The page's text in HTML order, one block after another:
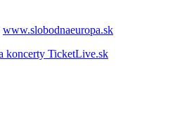
www.slobodnaeuropa.sk
koncerty TicketLive.sk